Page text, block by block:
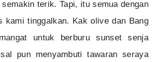
terik. Tapi, itu semua dengan
kami tinggalkan. Kak olive dan Bang
untuk berburu sunset senja
pun menyambuti tawaran seraya